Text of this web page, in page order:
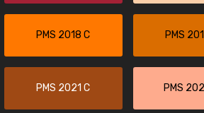
PMS 2018 C PMS
PMS 2021 C PMS